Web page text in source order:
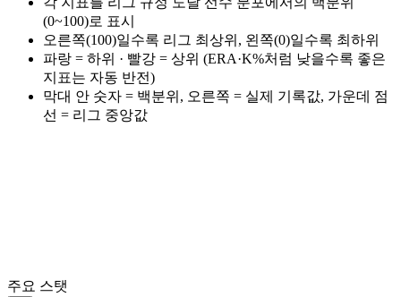
(0~100)로 표시
오른쪽(100)일수록 리그 최상위, 왼쪽(0)일수록 최하위
파랑 = 하위 · 빨강 = 상위 (ERA·K%처럼 낮을수록 좋은
지표는 자동 반전)
막대 안 숫자 = 백분위, 오른쪽 = 실제 기록값, 가운데 점
선 = 리그 중앙값
주요 스탯